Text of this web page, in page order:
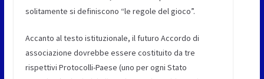
solitamente si definiscono “le regole del gioco”.
Accanto al testo istituzionale, il futuro Accordo di
associazione dovrebbe essere costituito da tre
rispettivi Protocolli-Paese (uno per ogni Stato